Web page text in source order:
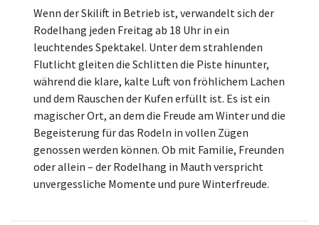
Wenn der Skilift in Betrieb ist, verwandelt sich der
Rodelhang jeden Freitag ab 18 Uhr in ein
leuchtendes Spektakel. Unter dem strahlenden
Flutlicht gleiten die Schlitten die Piste hinunter,
während die klare, kalte Luft von fröhlichem Lachen
und dem Rauschen der Kufen erfüllt ist. Es ist ein
magischer Ort, an dem die Freude am Winter und die
Begeisterung für das Rodeln in vollen Zügen
genossen werden können. Ob mit Familie, Freunden
oder allein – der Rodelhang in Mauth verspricht
unvergessliche Momente und pure Winterfreude.